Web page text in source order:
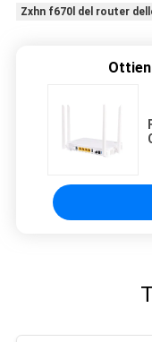
Zxhn f670l del router